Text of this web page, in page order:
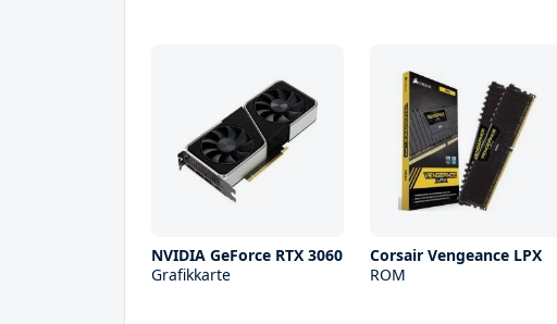
NVIDIA GeForce RTX 3060
Grafikkarte
Corsair Vengeance LPX
ROM